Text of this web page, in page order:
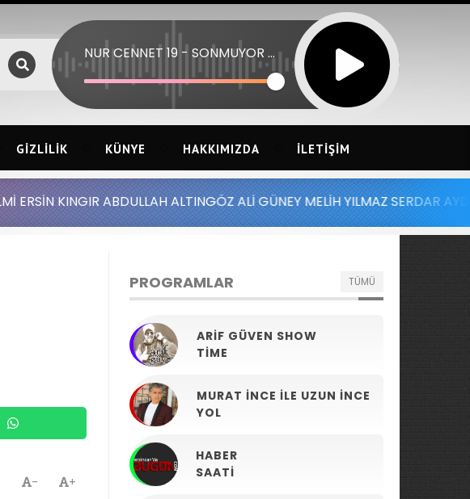
NUR CENNET 19 - SONMUYOR ATESIMIZ
GIZLILIK KÜNYE HAKKIMIZDA İLETIŞIM
ALTINGÖZ ALİ GÜNEY MELİH YILMAZ SERDAR AYDIN BATUHAN
+
-
PROGRAMLAR TÜMÜ
ARIF GÜVEN SHOW
TIME
MURAT İNCE ILE UZUN İNCE
YOL
HABER
SAATI